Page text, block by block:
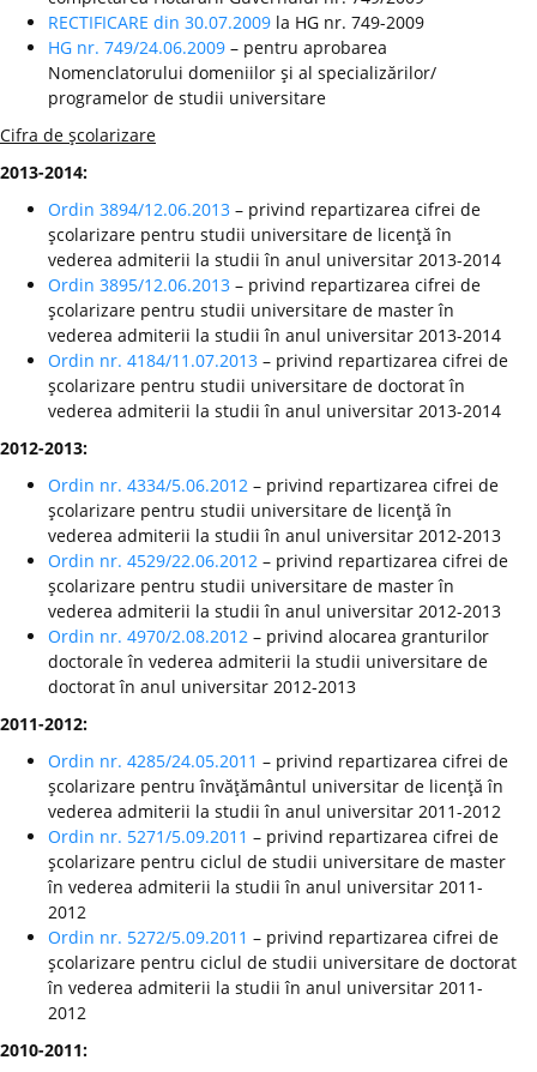
RECTIFICARE din 30.07.2009 la HG nr. 749-2009
HG nr. 749/24.06.2009 – pentru aprobarea
Nomenclatorului domeniilor şi al specializărilor/
programelor de studii universitare
Cifra de şcolarizare
2013-2014:
Ordin 3894/12.06.2013 – privind repartizarea cifrei de
şcolarizare pentru studii universitare de licenţă în
vederea admiterii la studii în anul universitar 2013-2014
Ordin 3895/12.06.2013 – privind repartizarea cifrei de
şcolarizare pentru studii universitare de master în
vederea admiterii la studii în anul universitar 2013-2014
Ordin nr. 4184/11.07.2013 – privind repartizarea cifrei de
şcolarizare pentru studii universitare de doctorat în
vederea admiterii la studii în anul universitar 2013-2014
2012-2013:
Ordin nr. 4334/5.06.2012 – privind repartizarea cifrei de
şcolarizare pentru studii universitare de licenţă în
vederea admiterii la studii în anul universitar 2012-2013
Ordin nr. 4529/22.06.2012 – privind repartizarea cifrei de
şcolarizare pentru studii universitare de master în
vederea admiterii la studii în anul universitar 2012-2013
Ordin nr. 4970/2.08.2012 – privind alocarea granturilor
doctorale în vederea admiterii la studii universitare de
doctorat în anul universitar 2012-2013
2011-2012:
Ordin nr. 4285/24.05.2011 – privind repartizarea cifrei de
şcolarizare pentru învăţământul universitar de licenţă în
vederea admiterii la studii în anul universitar 2011-2012
Ordin nr. 5271/5.09.2011 – privind repartizarea cifrei de
şcolarizare pentru ciclul de studii universitare de master
în vederea admiterii la studii în anul universitar 2011-
2012
Ordin nr. 5272/5.09.2011 – privind repartizarea cifrei de
şcolarizare pentru ciclul de studii universitare de doctorat
în vederea admiterii la studii în anul universitar 2011-
2012
2010-2011: